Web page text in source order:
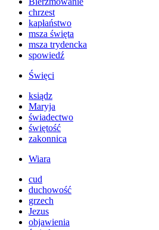
chrzest
kapłaństwo
msza święta
msza trydencka
spowiedź
Święci
ksiądz
Maryja
świadectwo
świętość
zakonnica
Wiara
cud
duchowość
grzech
Jezus
objawienia